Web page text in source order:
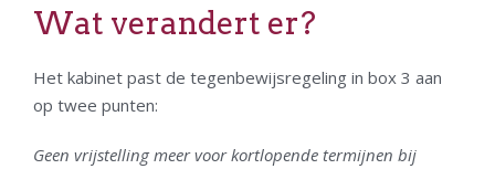
Wat verandert er?
Het kabinet past de tegenbewijsregeling in box 3 aan
op twee punten:
Geen vrijstelling meer voor kortlopende termijnen bij